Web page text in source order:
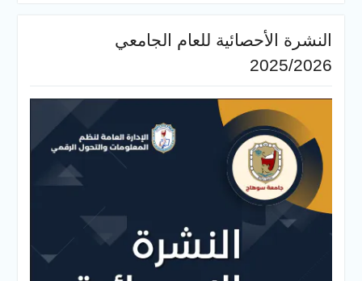
النشرة الأحصائية للعام الجامعي
2025/2026